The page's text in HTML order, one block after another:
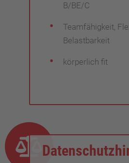
B/BE/C
Teamfähigkeit,
Belastbarkeit
körperlich fit